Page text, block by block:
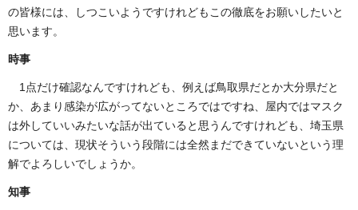
の皆様には、しつこいようですけれどもこの徹底をお願いしたいと
思います。
時事
1点だけ確認なんですけれども、例えば鳥取県だとか大分県だと
か、あまり感染が広がってないところではですね、屋内ではマスク
は外していいみたいな話が出ていると思うんですけれども、埼玉県
については、現状そういう段階には全然まだできていないという理
解でよろしいでしょうか。
知事